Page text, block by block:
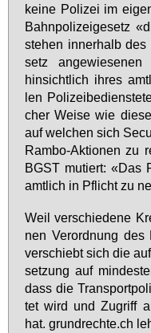
kei­ne Po­li­zei im
Bahn­po­li­zei­ge­setz
ste­hen in­ner­halb
setz an­ge­wie­se­nen
hin­sicht­lich ih­res
len
cher Wei­se wie
auf wel­chen sich
Ram­bo-Ak­tio­nen zu
BGST mu­tiert: «Das
amt­lich in Pflicht zu
Weil ver­schie­de­ne
nen Ver­ord­nung des
ver­schiebt sich die
set­zung auf
dass die
tet wird und Zu­griff
hat. grund­rech­te.ch